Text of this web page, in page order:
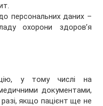
персональних даних –
охорони здоров’я
у тому числі на
документами,
якщо пацієнт ще не